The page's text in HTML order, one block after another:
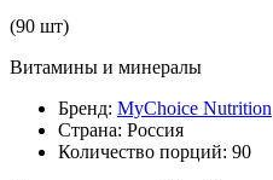
(90 шт)
Витамины и минералы
Бренд: MyChoice Nutrition
Страна: Россия
Количество порций: 90